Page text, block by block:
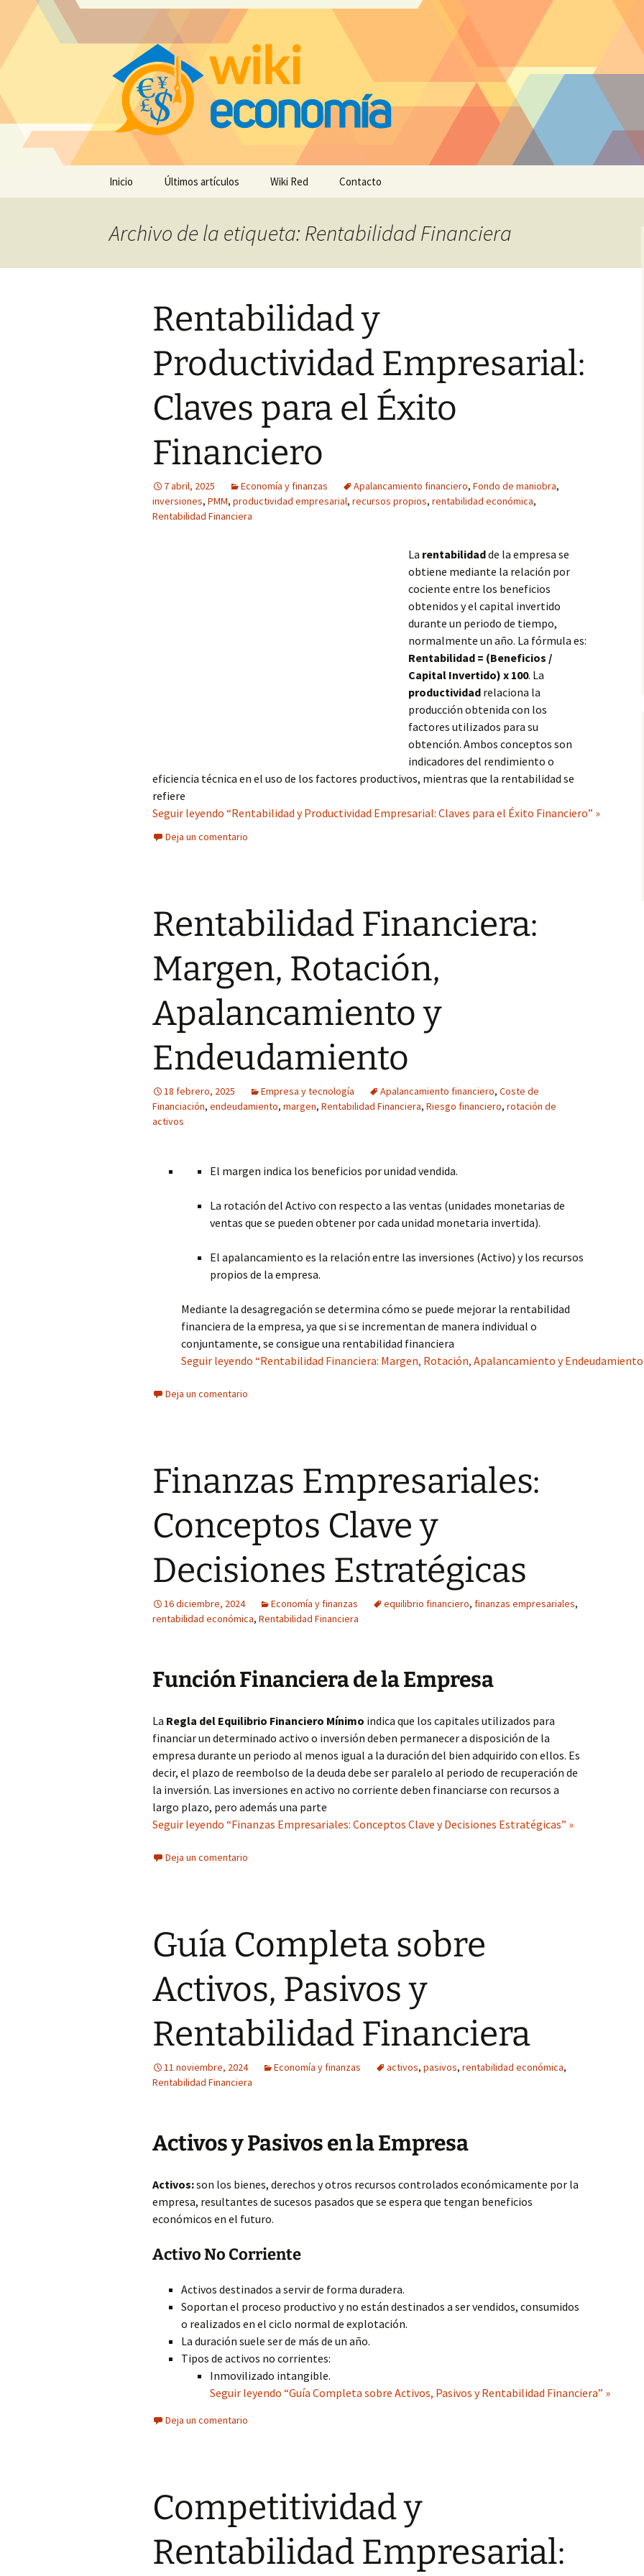
Inicio Últimos artículos Wiki Red Contacto
Archivo de la etiqueta: Rentabilidad Financiera
Rentabilidad y
Productividad Empresarial:
Claves para el Éxito
Financiero
7 abril, 2025 Economía y finanzas Apalancamiento financiero, Fondo de maniobra,
inversiones, PMM, productividad empresarial, recursos propios, rentabilidad económica,
Rentabilidad Financiera
La rentabilidadde la empresa se
obtiene mediante la relación por
cociente entre los beneficios
obtenidos y el capital invertido
durante un periodo de tiempo,
normalmente un año. La fórmula es:
Rentabilidad = (Beneficios /
Capital Invertido) x 100. La
productividad relaciona la
producción obtenida con los
factores utilizados para su
obtención. Ambos conceptos son
indicadores del rendimiento o
eficiencia técnica en el uso de los factores productivos, mientras que la rentabilidad se
refiere
Seguir leyendo “Rentabilidad y Productividad Empresarial: Claves para el Éxito Financiero” »
Deja un comentario
Rentabilidad Financiera:
Margen, Rotación,
Apalancamiento y
Endeudamiento
18 febrero, 2025 Empresa y tecnología Apalancamiento financiero, Coste de
Financiación, endeudamiento, margen, Rentabilidad Financiera, Riesgo financiero, rotación de
activos
El margen indica los beneficios por unidad vendida.
La rotación del Activo con respecto a las ventas (unidades monetarias de
ventas que se pueden obtener por cada unidad monetaria invertida).
El apalancamiento es la relación entre las inversiones (Activo) y los recursos
propios de la empresa.
Mediante la desagregación se determina cómo se puede mejorar la rentabilidad
financiera de la empresa, ya que si se incrementan de manera individual o
conjuntamente, se consigue una rentabilidad financiera
Seguir leyendo “Rentabilidad Financiera: Margen, Rotación, Apalancamiento y
Deja un comentario
Finanzas Empresariales:
Conceptos Clave y
Decisiones Estratégicas
16 diciembre, 2024 Economía y finanzas equilibrio financiero, finanzas empresariales,
rentabilidad económica, Rentabilidad Financiera
Función Financiera de la Empresa
La Regla del Equilibrio Financiero Mínimo indica que los capitales utilizados para
financiar un determinado activo o inversión deben permanecer a disposición de la
empresa durante un periodo al menos igual a la duración del bien adquirido con ellos. Es
decir, el plazo de reembolso de la deuda debe ser paralelo al periodo de recuperación de
la inversión. Las inversiones en activo no corriente deben financiarse con recursos a
largo plazo, pero además una parte
Seguir leyendo “Finanzas Empresariales: Conceptos Clave y Decisiones Estratégicas” »
Deja un comentario
Guía Completa sobre
Activos, Pasivos y
Rentabilidad Financiera
11 noviembre, 2024 Economía y finanzas activos, pasivos, rentabilidad económica,
Rentabilidad Financiera
Activos y Pasivos en la Empresa
Activos:son los bienes, derechos y otros recursos controlados económicamente por la
empresa, resultantes de sucesos pasados que se espera que tengan beneficios
económicos en el futuro.
Activo No Corriente
Activos destinados a servir de forma duradera.
Soportan el proceso productivo y no están destinados a ser vendidos, consumidos
o realizados en el ciclo normal de explotación.
La duración suele ser de más de un año.
Tipos de activos no corrientes:
Inmovilizado intangible.
Seguir leyendo “Guía Completa sobre Activos, Pasivos y Rentabilidad Financiera” »
Deja un comentario
Competitividad y
Rentabilidad Empresarial: